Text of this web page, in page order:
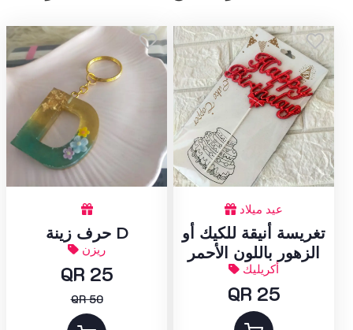
حرف زينة D
ريزن
QR 25
QR 50
عيد ميلاد
تغريسة أنيقة للكيك أو
الزهور باللون الأحمر
أكريليك
QR 25